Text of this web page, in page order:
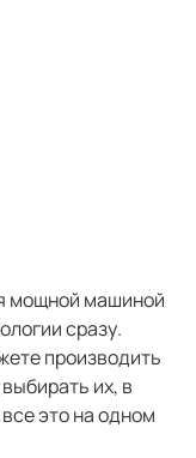
мощной машиной
сразу.
производить
их, в
это на одном